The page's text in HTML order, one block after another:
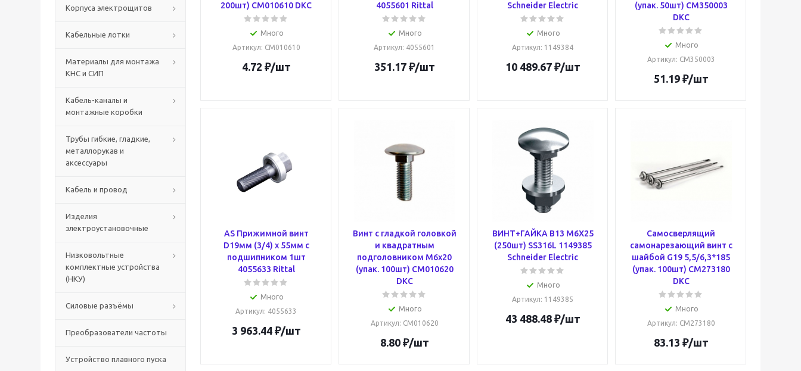
Корпуса электрощитов
Кабельные лотки
Материалы для монтажа
КНС и СИП
Кабель-каналы и
монтажные коробки
Трубы гибкие, гладкие,
металлорукав и
аксессуары
Кабель и провод
Изделия
электроустановочные
Низковольтные
комплектные устройства
(НКУ)
Силовые разъёмы
Преобразователи частоты
Устройство плавного пуска
200шт) CM010610 DKC
Много
Артикул: CM010610
4.72 ₽/шт
4055601 Rittal
Много
Артикул: 4055601
351.17₽/шт
Schneider Electric
Много
Артикул: 1149384
10 489.67₽/шт
(упак. 50шт) CM350003
DKC
Много
Артикул: CM350003
51.19₽/шт
AS Прижимной винт
D19мм (3/4) х 55мм с
подшипником 1шт
4055633 Rittal
Много
Артикул: 4055633
3 963.44₽/шт
Винт с гладкой головкой
и квадратным
подголовником М6х20
(упак. 100шт) CM010620
DKC
Много
Артикул: CM010620
8.80₽/шт
ВИНТ+ГАЙКА B13 M6X25
(250шт) SS316L 1149385
Schneider Electric
Много
Артикул: 1149385
43 488.48₽/шт
Самосверлящий
самонарезающий винт с
шайбой G19 5,5/6,3*185
(упак. 100шт) CM273180
DKC
Много
Артикул: CM273180
83.13 ₽/шт